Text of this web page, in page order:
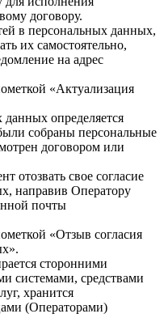
договору.
в персональных данных,
их самостоятельно,
на адрес
«Актуализация
определяется
собраны персональные
договором или
отозвать свое согласие
направив Оператору
почты
«Отзыв согласия
сторонними
системами, средствами
хранится
(Операторами)